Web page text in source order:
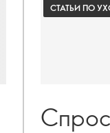
СТАТЬИ ПО